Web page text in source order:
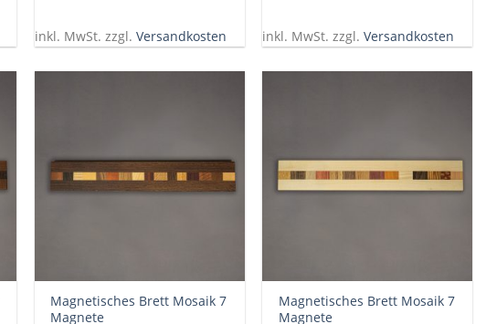
inkl. MwSt. zzgl. Versandkosten inkl. MwSt. zzgl.Versandkosten
Magnetisches Brett Mosaik 7
Magnete
Magnetisches Brett Mosaik 7
Magnete